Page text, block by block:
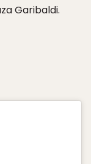
Garibaldi.